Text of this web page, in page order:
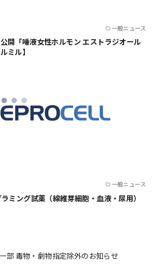
一般ニュース
開「唾液女性ホルモン エストラジオール
ミル】
一般ニュース
ミング試薬（線維芽細胞・血液・尿用）
部 毒物・劇物指定除外のお知らせ